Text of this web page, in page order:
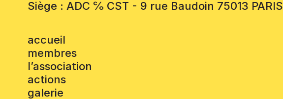
Siège : ADC ℅ CST - 9 rue Baudoin 75013 PARIS
accueil
membres
l’association
actions
galerie